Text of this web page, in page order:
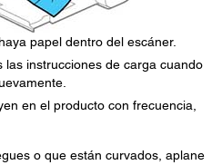
papel dentro del escáner.
las instrucciones de carga cuando
en el producto con frecuencia,
o que están curvados, aplane